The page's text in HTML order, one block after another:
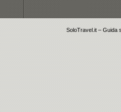
SoloTravel.it – Guida